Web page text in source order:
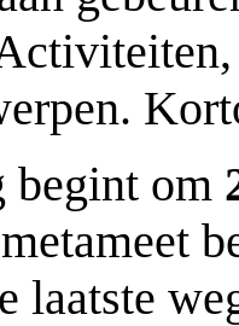
begint om
laatste